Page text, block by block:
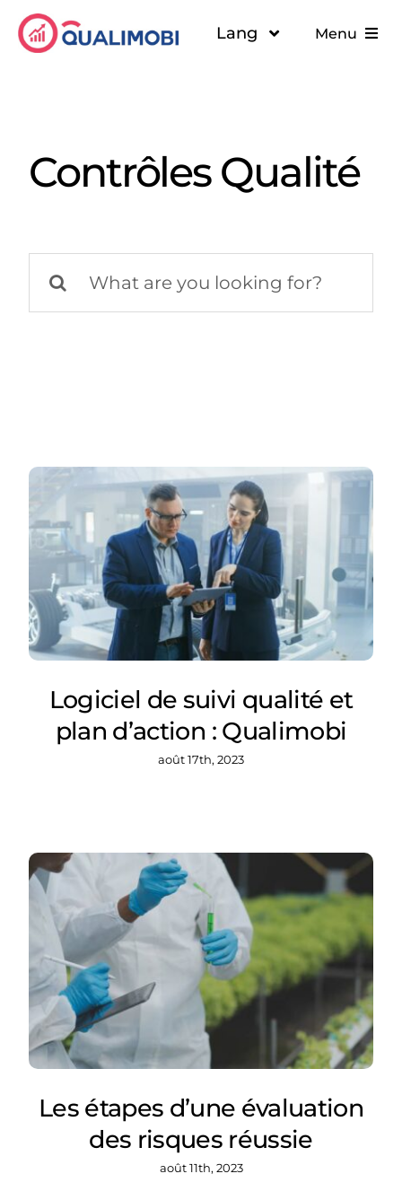
Passer
au
Menu
Ressources
Lang
Contrôles Qualité
Logiciel de suivi qualité et
plan d’action : Qualimobi
août 17th, 2023
Les étapes d’une évaluation
des risques réussie
août 11th, 2023